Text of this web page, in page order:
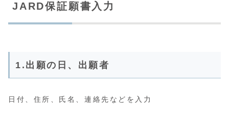
JARD保証願書入力
1.出願の日、出願者
日付、住所、氏名、連絡先などを入力